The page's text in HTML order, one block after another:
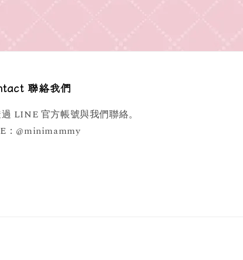
聯絡我們
LINE 官方帳號與我們聯絡。
：@minimammy